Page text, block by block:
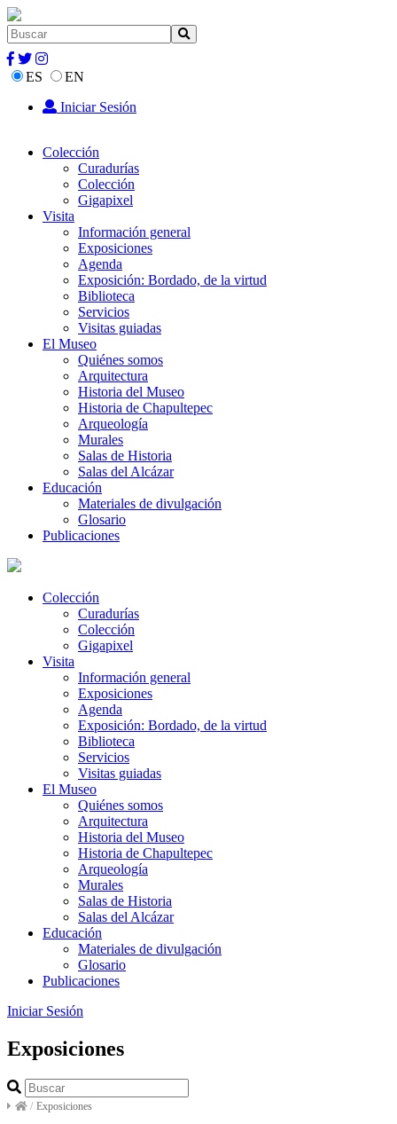
ES
EN
Iniciar Sesión
Colección
Curadurías
Colección
Gigapixel
Visita
Información general
Exposiciones
Agenda
Exposición: Bordado, de la virtud
Biblioteca
Servicios
Visitas guiadas
El Museo
Quiénes somos
Arquitectura
Historia del Museo
Historia de Chapultepec
Arqueología
Murales
Salas de Historia
Salas del Alcázar
Educación
Materiales de divulgación
Glosario
Publicaciones
Colección
Curadurías
Colección
Gigapixel
Visita
Información general
Exposiciones
Agenda
Exposición: Bordado, de la virtud
Biblioteca
Servicios
Visitas guiadas
El Museo
Quiénes somos
Arquitectura
Historia del Museo
Historia de Chapultepec
Arqueología
Murales
Salas de Historia
Salas del Alcázar
Educación
Materiales de divulgación
Glosario
Publicaciones
Iniciar Sesión
Exposiciones
/ Exposiciones